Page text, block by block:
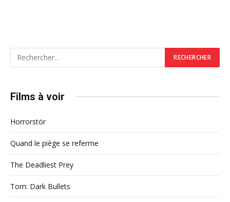
Films à voir
Horrorstör
Quand le piège se referme
The Deadliest Prey
Torn: Dark Bullets